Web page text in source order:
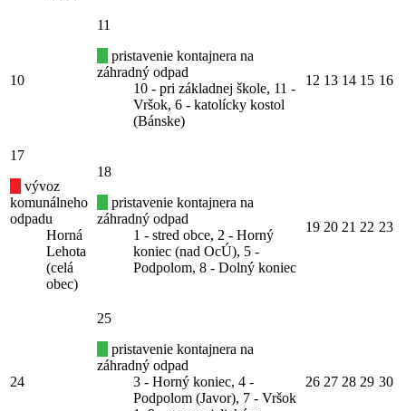
10
11
pristavenie kontajnera na
záhradný odpad
10 - pri základnej škole, 11 -
Vršok, 6 - katolícky kostol
(Bánske)
12 13 14 15 16
17
vývoz
komunálneho
odpadu
Horná
Lehota
(celá
obec)
18
pristavenie kontajnera na
záhradný odpad
1 - stred obce, 2 - Horný
koniec (nad OcÚ), 5 -
Podpolom, 8 - Dolný koniec
19 20 21 22 23
24
25
pristavenie kontajnera na
záhradný odpad
3 - Horný koniec, 4 -
Podpolom (Javor), 7 - Vršok
26 27 28 29 30